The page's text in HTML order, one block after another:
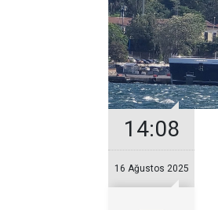
14:08
16 Ağustos 2025